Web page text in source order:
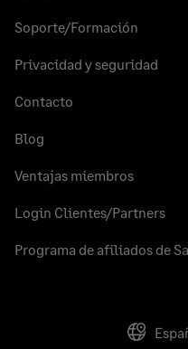
Soporte/Formación
Privacidad y seguridad
Contacto
Blog
Ventajas miembros
Login Clientes/Partners
Programa de afiliados de